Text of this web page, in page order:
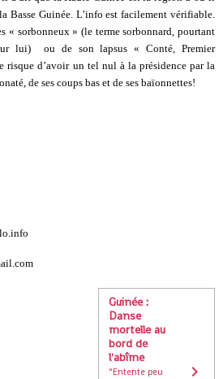
Basse Guinée. L’info est facilement vérifiable.
« sorbonneux » (le terme sorbonnard, pourtant
lui) ou de son lapsus « Conté, Premier
risque d’avoir un tel nul à la présidence par la
de ses coups bas et de ses baïonnettes!
Guinée :
Danse
mortelle au
bord de
l'abîme
“Entente peu